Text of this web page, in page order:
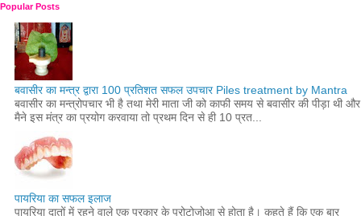
Popular Posts
बवासीर का मन्त्र द्वारा 100 प्रतिशत सफल उपचार Piles treatment by Mantra
बवासीर का मन्त्रोपचार भी है तथा मेरी माता जी को काफी समय से बवासीर की पीड़ा थी और
मैने इस मंत्र का प्रयोग करवाया तो प्रथम दिन से ही 10 प्रत...
पायरिया का सफल इलाज
पायरिया दातों में रहने वाले एक प्रकार के प्रोटोजोआ से होता है। कहते हैं कि एक बार